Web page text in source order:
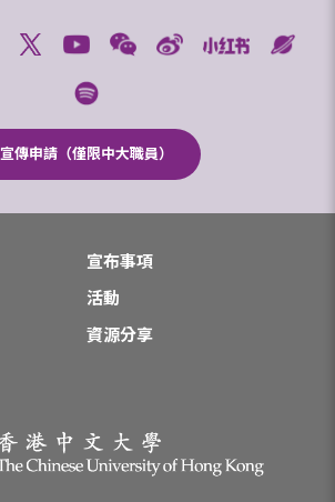
宣傳申請（僅限中大職員）
宣布事項
活動
資源分享